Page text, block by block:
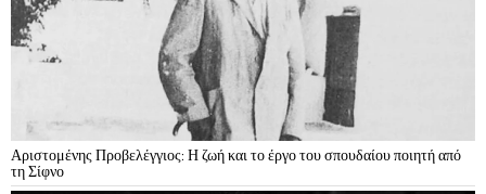
Αριστομένης Προβελέγγιος: Η ζωή και το έργο του σπουδαίου ποιητή από
τη Σίφνο